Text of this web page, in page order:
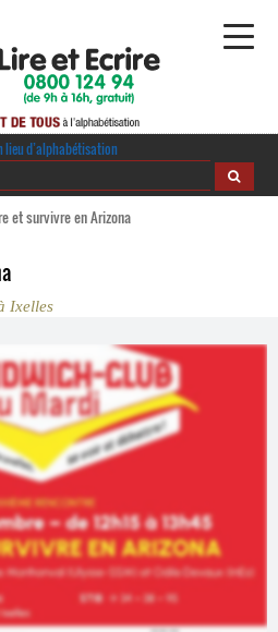
Alphabétisation
Regards croisés
·
Ressources pédagogiques
Comprendre et parler
Bienvenue en Belgique
Espace presse
Trouver un lieu d’alphabétisation
lieu d’alphabétisation
et survivre en Arizona
Ixelles